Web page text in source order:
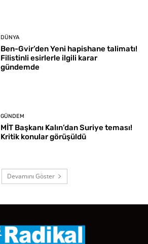
DÜNYA
Ben-Gvir’den Yeni hapishane talimatı!
Filistinli esirlerle ilgili karar
gündemde
GÜNDEM
MİT Başkanı Kalın’dan Suriye teması!
Kritik konular görüşüldü
Devamını Göster